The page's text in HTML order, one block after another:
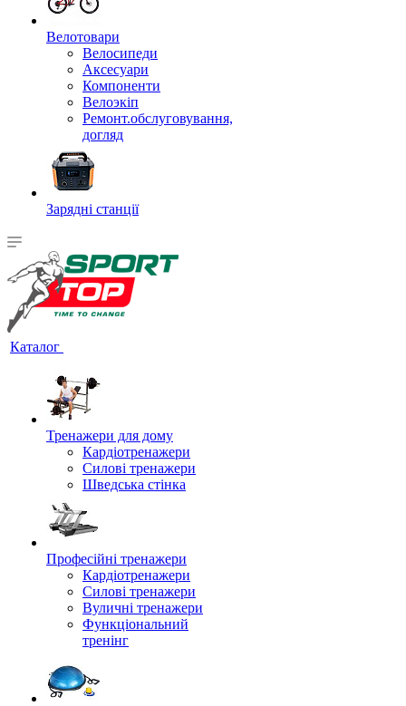
Велотовари
Велосипеди
Аксесуари
Компоненти
Велоэкіп
Ремонт.обслуговування,
догляд
Зарядні станції
Каталог
Тренажери для дому
Кардіотренажери
Силові тренажери
Шведська стінка
Професійні тренажери
Кардіотренажери
Силові тренажери
Вуличні тренажери
Функціональний
тренінг